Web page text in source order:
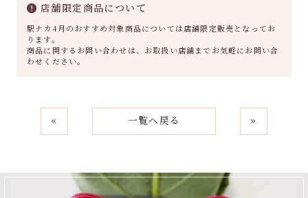
店舗限定商品について
駅ナカ4月のおすすめ対象商品については店舗限定販売となってお
ります。
商品に関するお問い合わせは、お取扱い店舗までお気軽にお問い合
わせください。
« 一覧へ戻る »